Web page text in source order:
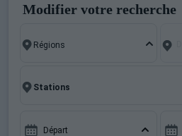
plaisirs de la glisse sur les
paysages montagnards. Pour
amis, c'est l'occasion parfaite
Modifier votre recherche
Départ